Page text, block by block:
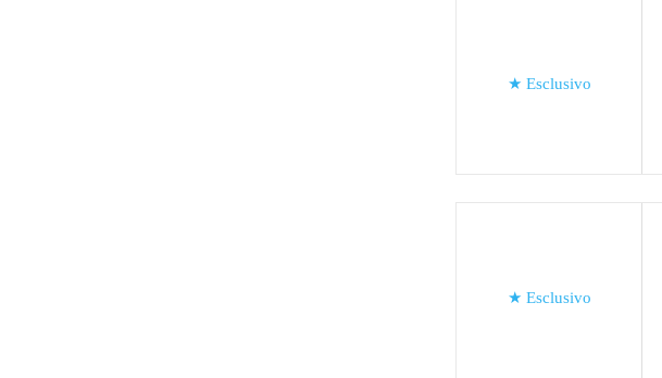
★ Esclusivo
★ Esclusivo